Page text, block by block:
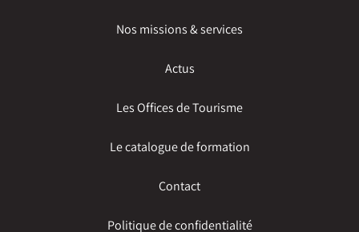
Nos missions & services
Actus
Les Offices de Tourisme
Le catalogue de formation
Contact
Politique de confidentialité